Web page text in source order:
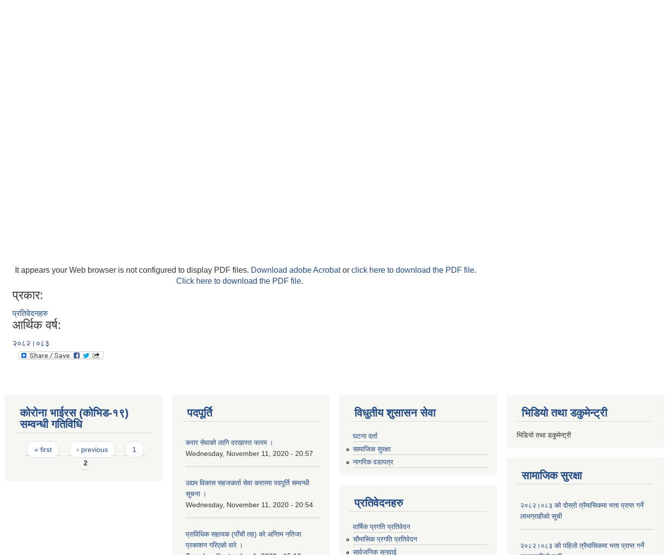
It appears your Web browser is not configured to display PDF files. Download adobe Acrobator click here to download the PDF file.
Click here to download the PDF file.
प्रकार:
प्रतिवेदनहरु
आर्थिक वर्ष:
२०८२।०८३
कोरोना भाईरस (कोभिड-१९)
सम्वन्धी गतिविधि
Pages
« first ‹ previous
1
2
पदपूर्ति
करार सेवाको लागि दरखास्त फारम ।
Wednesday, November 11, 2020 - 20:57
उद्यम विकास सहजकर्ता सेवा करारमा पदपूर्ति सम्वन्धी
सूचना ।
Wednesday, November 11, 2020 - 20:54
प्राविधिक सहायक (पाँचौ तह) को अन्तिम नतिजा
प्रकाशन गरिएको वारे ।
विधुतीय शुसासन सेवा
घटना दर्ता
सामाजिक सुरक्षा
नागरिक वडापत्र
प्रतिवेदनहरु
वार्षिक प्रगति प्रतिवेदन
चौमासिक प्रगति प्रतिवेदन
सार्वजनिक सुनुवाई
भिडियो तथा डकुमेन्ट्री
भिडियो तथा डकुमेन्ट्री
सामाजिक सुरक्षा
२०८२।०८३ को दोस्रो त्रैमासिकमा भत्ता प्राप्‍त गर्ने
लाभग्राहीको सूची
२०८२।०८३ को पहिलो त्रैमासिकमा भत्ता प्राप्‍त गर्ने